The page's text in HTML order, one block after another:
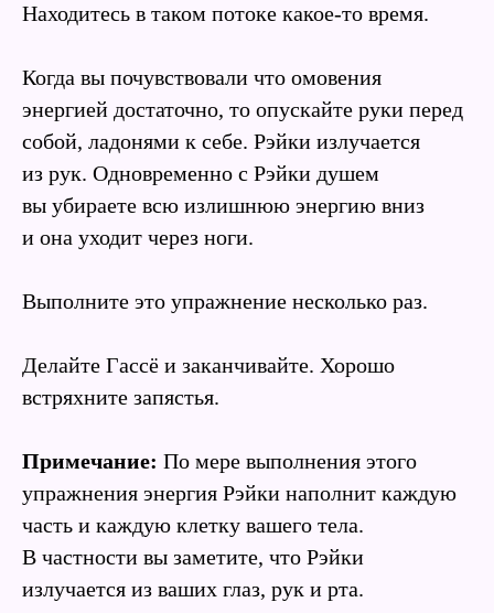
Находитесь в таком потоке какое-то время.
Когда вы почувствовали что омовения
энергией достаточно, то опускайте руки перед
собой, ладонями к себе. Рэйки излучается
из рук. Одновременно с Рэйки душем
вы убираете всю излишнюю энергию вниз
и она уходит через ноги.
Выполните это упражнение несколько раз.
Делайте Гассё и заканчивайте. Хорошо
встряхните запястья.
Примечание: По мере выполнения этого
упражнения энергия Рэйки наполнит каждую
часть и каждую клетку вашего тела.
В частности вы заметите, что Рэйки
излучается из ваших глаз, рук и рта.